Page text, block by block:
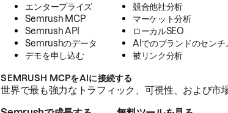
エンタープライズ
Semrush MCP
Semrush API
Semrushのデータ
デモを申し込む
競合他社分析
マーケット分析
ローカルSEO
AIでのブランドのセンチ
被リンク分析
SEMRUSH MCPをAIに接続する
世界で最も強力なトラフィック、可視性、および